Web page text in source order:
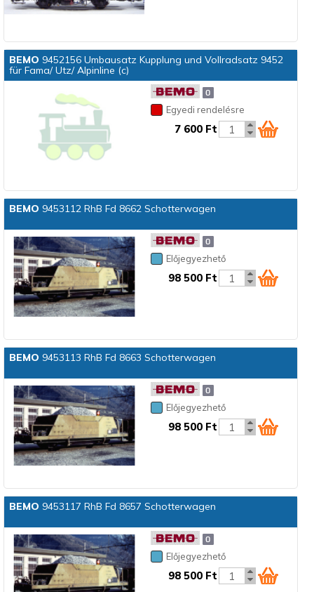
BEMO 9452156 Umbausatz Kupplung und Vollradsatz 9452
für Fama/ Utz/ Alpinline (c)
Egyedi rendelésre
7 600 Ft
BEMO 9453112 RhB Fd 8662 Schotterwagen
Előjegyezhető
98 500 Ft
BEMO 9453113 RhB Fd 8663 Schotterwagen
Előjegyezhető
98 500 Ft
BEMO 9453117 RhB Fd 8657 Schotterwagen
Előjegyezhető
98 500 Ft